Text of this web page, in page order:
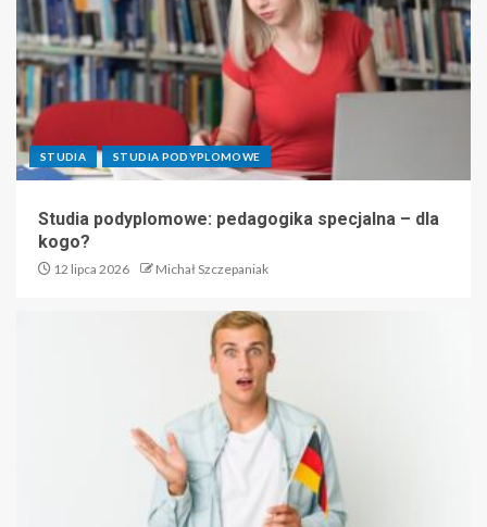
STUDIA STUDIA PODYPLOMOWE
Studia podyplomowe: pedagogika specjalna – dla
kogo?
12 lipca 2026 Michał Szczepaniak